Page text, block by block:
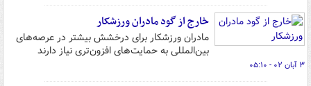
خارج از گود مادران ورزشکار
مادران ورزشکار برای درخشش بیشتر در عرصه‌های
بین‌المللی به حمایت‌های افزون‌تری نیاز دارند
۳ آبان ۰۲ - ۰۵:۱۰